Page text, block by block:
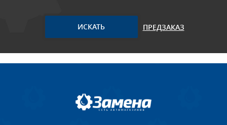
ПРЕДЗАКАЗ